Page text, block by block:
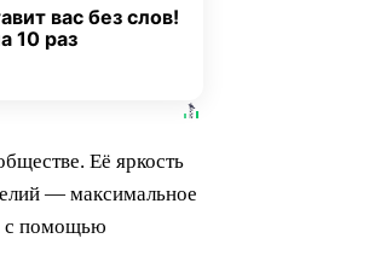
вас без слов!
10 раз
Её яркость
— максимальное
с помощью